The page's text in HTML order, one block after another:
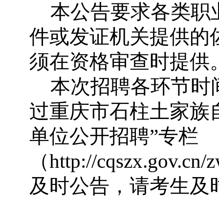
本公告要求各类职
件或发证机关提供的
须在资格审查时提供
本次招聘各环节时
过重庆市石柱土家族
单位公开招聘”专栏
（http://
及时公告，请考生及